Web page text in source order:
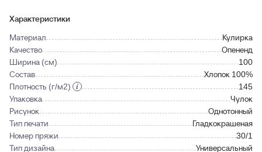
Характеристики
Материал
Кулирка
Качество
Опененд
Ширина (см)
100
Состав
Хлопок 100%
Плотность (г/м2)
145
Упаковка
Чулок
Рисунок
Однотонный
Тип печати
Гладкокрашеная
Номер пряжи
30/1
Тип дизайна
Универсальный